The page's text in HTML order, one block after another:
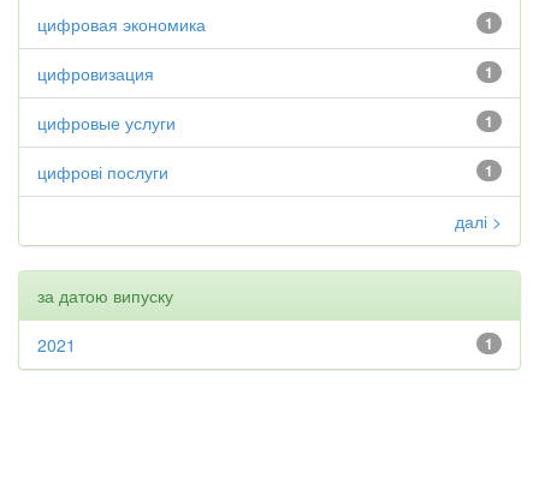
1
цифровая экономика
1
цифровизация
1
цифровые услуги
1
цифрові послуги
далі >
за датою випуску
1
2021